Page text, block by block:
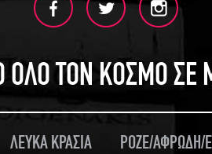
ΟΛΟ ΤΟΝ ΚΟΣΜΟ
ΛΕΥΚΑ ΚΡΑΣΙΑ ΡΟΖΕ/ΑΦΡΩΔΗ/